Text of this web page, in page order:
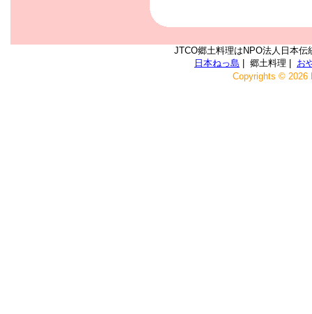
JTCO郷土料理はNPO法人日本
日本ねっ島 | 郷土料理 | お
Copyrights © 2026